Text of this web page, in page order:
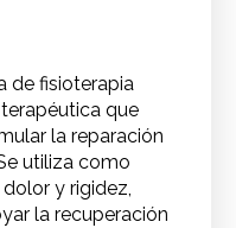
de fisioterapia
que
la reparación
utiliza como
y rigidez,
la recuperación